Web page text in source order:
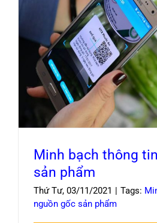
Minh bạch thông tin
Minh bạch thông
sản phẩm
Thứ Tư, 03/11/2021 | Tags:
nguồn gốc sản phẩm